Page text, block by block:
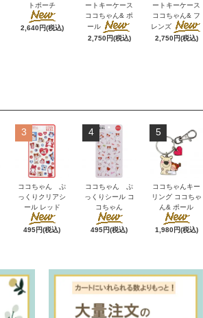
トポーチ
2,640円(税込)
ートキーケース
ココちゃん& ポ
ール
2,750円(税込)
ートキーケース
ココちゃん& フ
レンズ
2,750円(税込)
3
ココちゃん ぷ
っくりクリアシ
ール レッド
495円(税込)
4
ココちゃん ぷ
っくりシール コ
コちゃん
495円(税込)
5
ココちゃんキー
リング ココちゃ
ん& ポール
1,980円(税込)